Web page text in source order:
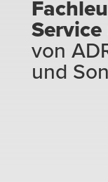
von
und